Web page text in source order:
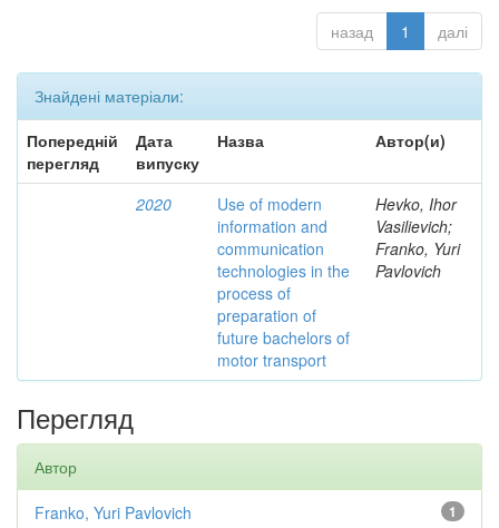
назад 1 далі
Знайдені матеріали:
Попередній
перегляд
Дата
випуску
Назва Автор(и)
2020
Use of modern
information and
communication
technologies in the
process of
preparation of
future bachelors of
motor transport
Hevko, Ihor
Vasilievich;
Franko, Yuri
Pavlovich
Перегляд
Автор
1
Franko, Yuri Pavlovich